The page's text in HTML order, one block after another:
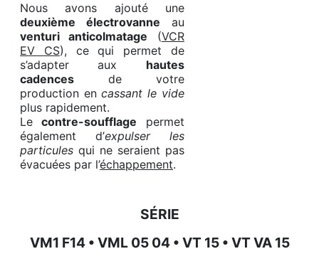
Nous avons ajouté une
deuxième électrovanne au
venturi anticolmatage (VCR
EV CS), ce qui permet de
s’adapter aux hautes
cadences de votre
production encassant le vide
plus rapidement.
Lecontre-soufflage permet
également d’expulser les
particules qui ne seraient pas
évacuées par l’échappement.
SÉRIE
VM1 F14 • VML 05 04 • VT 15 • VT VA 15